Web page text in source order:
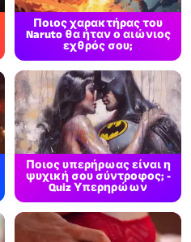
Ποιος χαρακτήρας του
Naruto θα ήταν ο αιώνιος
εχθρός σου;
Ποιος υπερήρωας είναι η
ψυχική σου σύντροφος; -
Quiz Υπερηρώων